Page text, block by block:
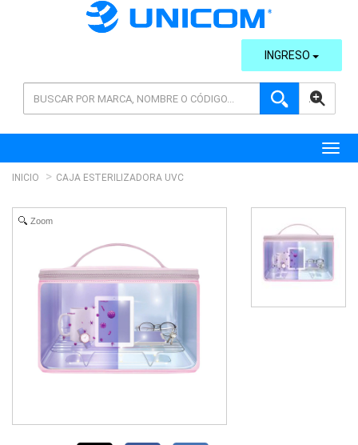
AVANZADA
INGRESO
INICIO CAJA ESTERILIZADORA UVC
Zoom